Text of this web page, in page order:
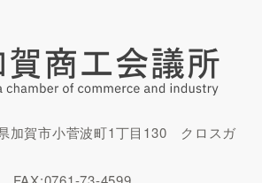
加賀市小菅波町1丁目130 クロスガ